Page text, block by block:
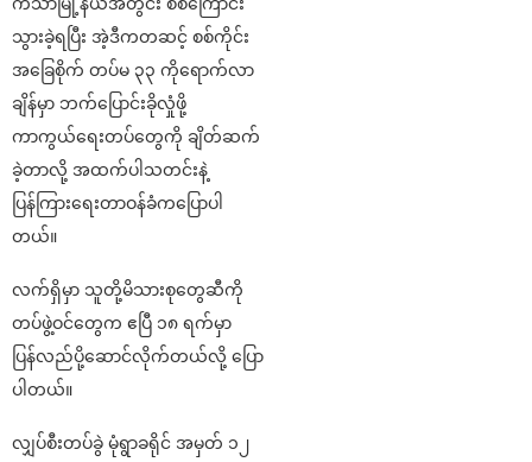
သွားခဲ့ရပြီး အဲ့ဒီကတဆင့် စစ်ကိုင်း
အခြေစိုက် တပ်မ ၃၃ ကိုရောက်လာ
ချိန်မှာ ဘက်ပြောင်းခိုလှုံဖို့
ကာကွယ်ရေးတပ်တွေကို ချိတ်ဆက်
ခဲ့တာလို့ အထက်ပါသတင်းနဲ့
ပြန်ကြားရေးတာဝန်ခံကပြောပါ
တယ်။
လက်ရှိမှာ သူတို့မိသားစုတွေဆီကို
တပ်ဖွဲ့ဝင်တွေက ဧပြီ ၁၈ ရက်မှာ
ပြန်လည်ပို့ဆောင်လိုက်တယ်လို့ ပြော
ပါတယ်။
လျှပ်စီးတပ်ခွဲ မုံရွာခရိုင် အမှတ် ၁၂